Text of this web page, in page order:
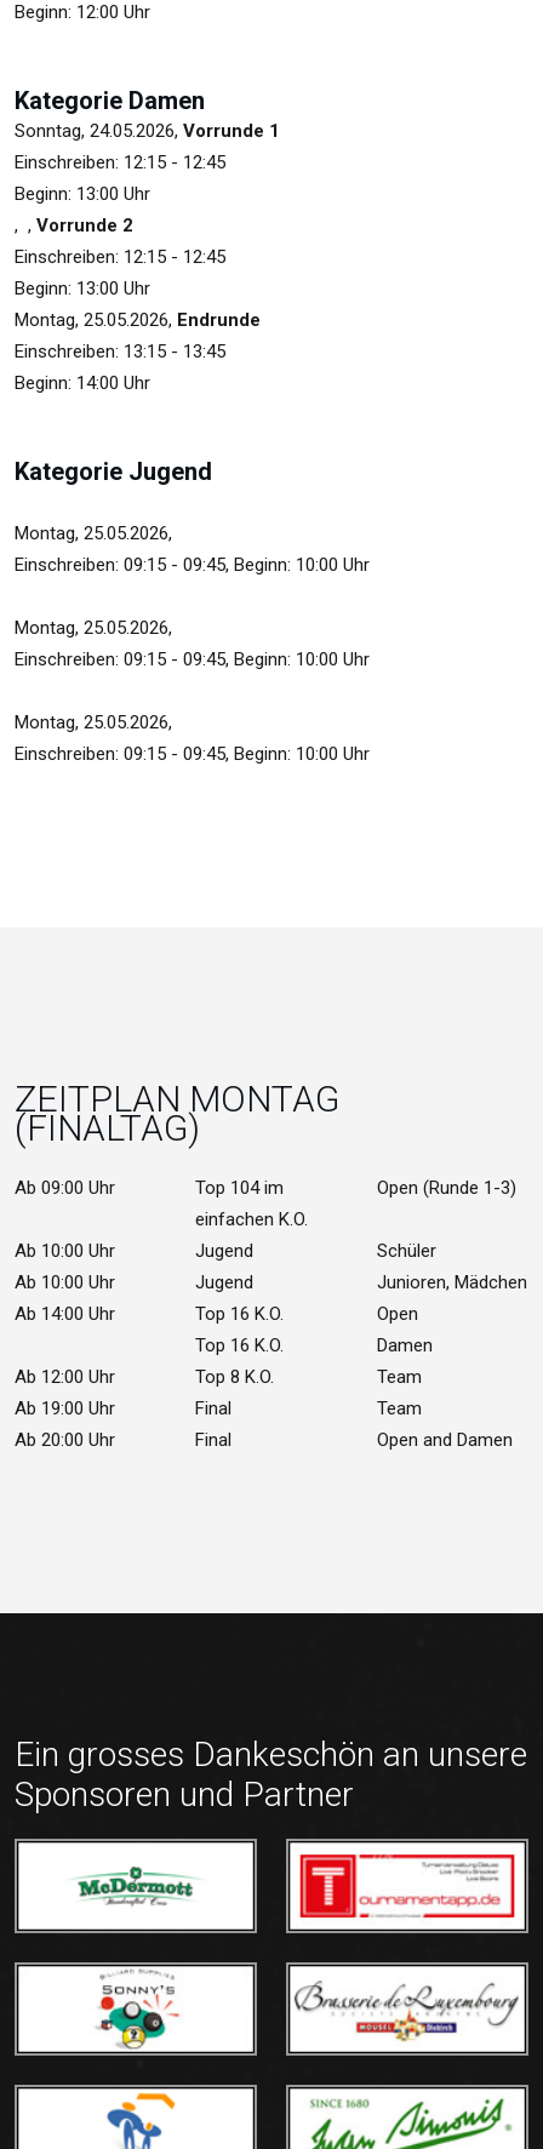
Beginn: 12:00 Uhr
Kategorie Damen
Sonntag, 24.05.2026, Vorrunde 1
Einschreiben: 12:15 - 12:45
Beginn: 13:00 Uhr
, , Vorrunde 2
Einschreiben: 12:15 - 12:45
Beginn: 13:00 Uhr
Montag, 25.05.2026, Endrunde
Einschreiben: 13:15 - 13:45
Beginn: 14:00 Uhr
Kategorie Jugend
Montag, 25.05.2026,
Einschreiben: 09:15 - 09:45, Beginn: 10:00 Uhr
Montag, 25.05.2026,
Einschreiben: 09:15 - 09:45, Beginn: 10:00 Uhr
Montag, 25.05.2026,
Einschreiben: 09:15 - 09:45, Beginn: 10:00 Uhr
ZEITPLAN MONTAG
(FINALTAG)
Ab 09:00 Uhr
Top 104 im
einfachen K.O.
Open (Runde 1-3)
Ab 10:00 Uhr Jugend
Schüler
Ab 10:00 Uhr
Jugend
Junioren, Mädchen
Ab 14:00 Uhr
Top 16 K.O.
Open
Top 16 K.O.
Damen
Ab 12:00 Uhr
Top 8 K.O.
Team
Ab 19:00 Uhr
Final
Team
Ab 20:00 Uhr
Final Open and Damen
Ein grosses Dankeschön an unsere
Sponsoren und Partner